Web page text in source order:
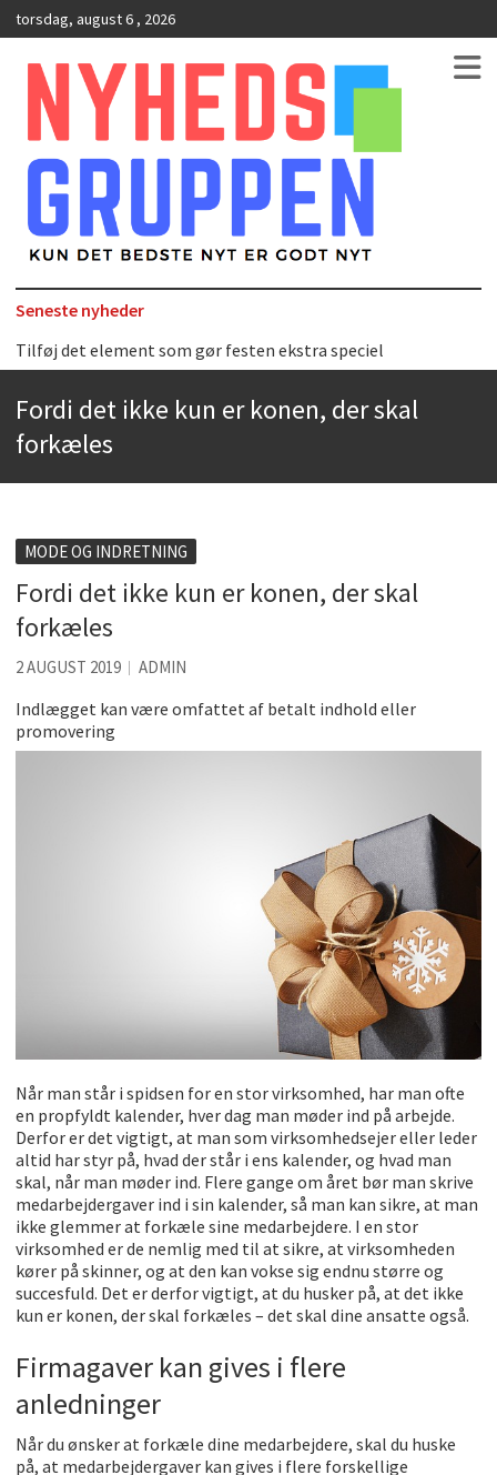
torsdag, august 6 , 2026
NyhedsGruppen
Kun det bedste nyt er godt nyt
Seneste nyheder
Tilføj det element som gør festen ekstra speciel
Det uundværlige køkkenredskab
Bedste Restaurant i Ørestaden
Hvor finder man selskabslokaler i København?
Accuro SAP konsulenter
Få baren hjem til dig
Det er blevet nemmere at spise sund mad ude
De fem bedste brunchsteder på Sjælland
Sjove oplevelsesmuligheder i København
Fordi det ikke kun er konen, der skal
forkæles
MODE OG INDRETNING
Fordi det ikke kun er konen, der skal
forkæles
2 AUGUST 2019 ADMIN
Indlægget kan være omfattet af betalt indhold eller
promovering
Når man står i spidsen for en stor virksomhed, har man ofte
en propfyldt kalender, hver dag man møder ind på arbejde.
Derfor er det vigtigt, at man som virksomhedsejer eller leder
altid har styr på, hvad der står i ens kalender, og hvad man
skal, når man møder ind. Flere gange om året bør man skrive
medarbejdergaver ind i sin kalender, så man kan sikre, at man
ikke glemmer at forkæle sine medarbejdere. I en stor
virksomhed er de nemlig med til at sikre, at virksomheden
kører på skinner, og at den kan vokse sig endnu større og
succesfuld. Det er derfor vigtigt, at du husker på, at det ikke
kun er konen, der skal forkæles – det skal dine ansatte også.
Firmagaver kan gives i flere
anledninger
Når du ønsker at forkæle dine medarbejdere, skal du huske
på, at medarbejdergaver kan gives i flere forskellige